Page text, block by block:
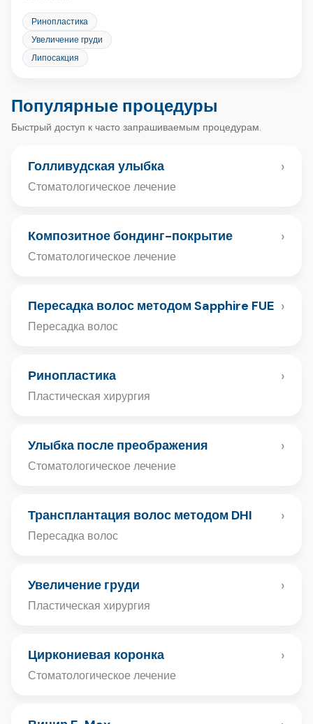
Ринопластика
Увеличение груди
Липосакция
Популярные процедуры
Быстрый доступ к часто запрашиваемым процедурам.
Голливудская улыбка
Стоматологическое лечение
›
Композитное бондинг-покрытие
Стоматологическое лечение
›
Пересадка волос методом Sapphire FUE
Пересадка волос
›
Ринопластика
Пластическая хирургия
›
Улыбка после преображения
Стоматологическое лечение
›
Трансплантация волос методом DHI
Пересадка волос
›
Увеличение груди
Пластическая хирургия
›
Циркониевая коронка
Стоматологическое лечение
›